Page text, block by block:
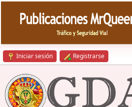
Iniciar sesión Registrarse